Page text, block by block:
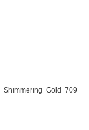
Gold 709